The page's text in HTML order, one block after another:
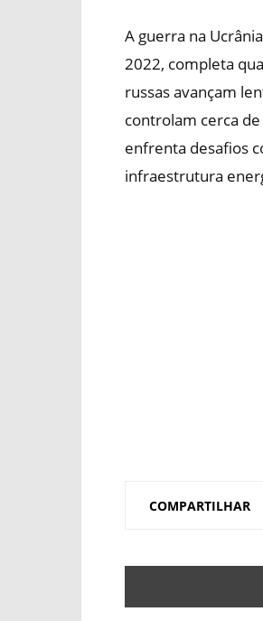
A guerra na
2022, completa
russas avançam
controlam cerca
enfrenta desafios
infraestrutura
COMPARTILHAR